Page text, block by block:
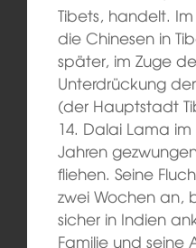
Tibets, handelt.
die Chinesen in
später, im Zuge
Unterdrückung
(der Hauptstadt
14. Dalai Lama
Jahren
fliehen. Seine
zwei Wochen an,
sicher in Indien
Familie und seine